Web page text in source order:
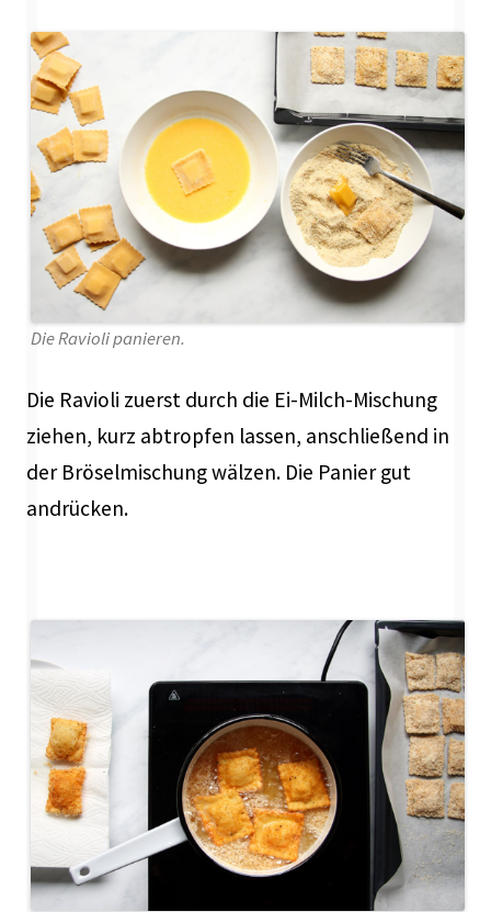
Die Ravioli panieren.
Die Ravioli zuerst durch die Ei-Milch-Mischung
ziehen, kurz abtropfen lassen, anschließend in
der Bröselmischung wälzen. Die Panier gut
andrücken.